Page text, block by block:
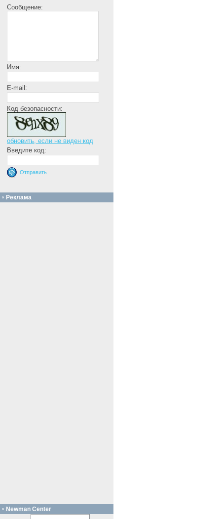
Сообщение:
Имя:
E-mail:
Код безопасности:
обновить, если не виден код
Введите код:
Реклама
Newman Center